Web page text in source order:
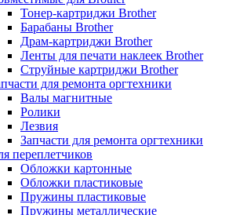
Тонер-картриджи Brother
Барабаны Brother
Драм-картриджи Brother
Ленты для печати наклеек Brother
Струйные картриджи Brother
для ремонта оргтехники
Валы магнитные
Ролики
Лезвия
Запчасти для ремонта оргтехники
переплетчиков
Обложки картонные
Обложки пластиковые
Пружины пластиковые
Пружины металлические